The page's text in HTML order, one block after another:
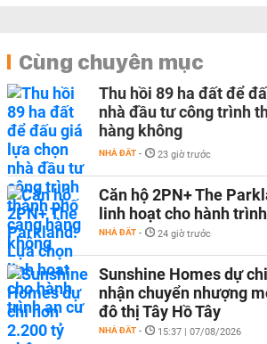
Cùng chuyên mục
Thu hồi 89 ha đất để
nhà đầu tư công trình
hàng không
NHÀ ĐẤT - 23 giờ trước
Căn hộ 2PN+ The
linh hoạt cho hành
NHÀ ĐẤT - 24 giờ trước
Sunshine Homes dự
nhận chuyển nhượng
đô thị Tây Hồ Tây
NHÀ ĐẤT - 15:37 | 07/08/2026